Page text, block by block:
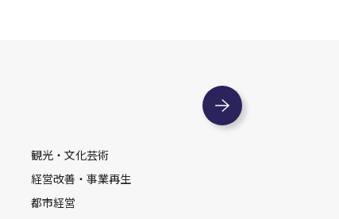
観光・文化芸術
経営改善・事業再生
都市経営